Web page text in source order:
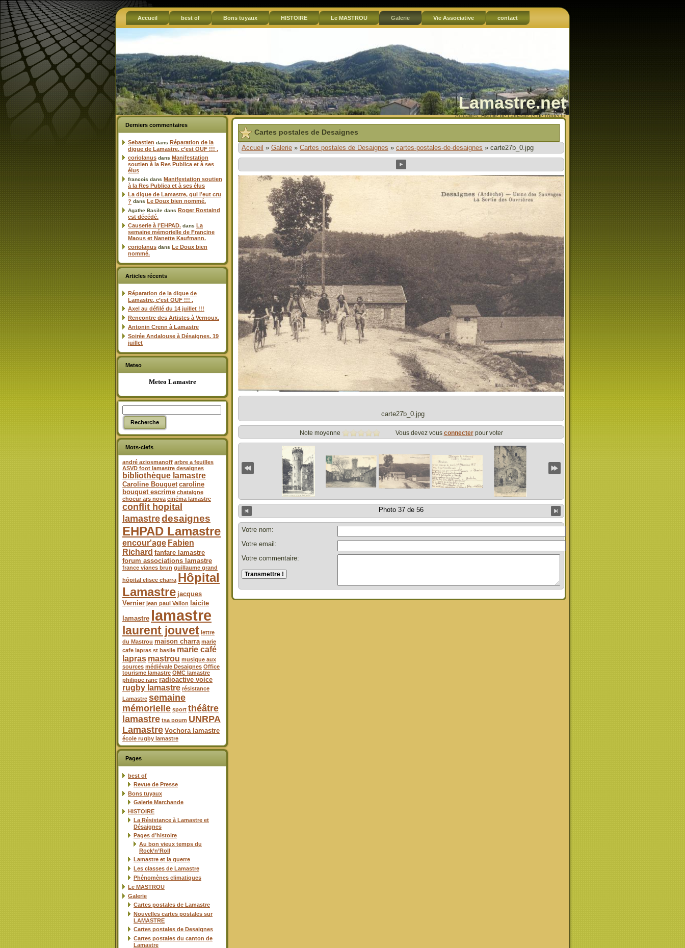
Accueil best of Bons tuyaux HISTOIRE Le MASTROU Galerie Vie Associative contact
Lamastre.net
Actualités, Histoire de Lamastre et de l'Ardèche
Derniers commentaires
Sebastien dans Réparation de la
digue de Lamastre, c’est OUF !!! ,
coriolanus dans Manifestation
soutien à la Res Publica et à ses
élus
francois dans Manifestation soutien
à la Res Publica et à ses élus
La digue de Lamastre, qui l’eut cru
? dans Le Doux bien nommé.
Agathe Basile dans Roger Rostaind
est décédé.
Causerie à l’EHPAD. dans La
semaine mémorielle de Francine
Maous et Nanette Kaufmann.
coriolanus dans Le Doux bien
nommé.
Articles récents
Réparation de la digue de
Lamastre, c’est OUF !!! ,
Axel au défilé du 14 juillet !!!
Rencontre des Artistes à Vernoux.
Antonin Crenn à Lamastre
Soirée Andalouse à Désaignes. 19
juillet
Meteo
Meteo Lamastre
Mots-clefs
andré aziosmanoff arbre a feuilles
ASVD foot lamastre desaignes
bibliothèque lamastre
Caroline Bouquet caroline
bouquet escrime chataigne
choeur ars nova cinéma lamastre
conflit hopital
lamastredesaignes
EHPAD Lamastre
encour'age Fabien
Richard fanfare lamastre
forum associations lamastre
france vianes brun guillaume grand
hôpital elisee charra Hôpital
Lamastre jacques
Vernier jean paul Vallon
laicite
lamastre lamastre
laurent jouvet lettre
du Mastrou maison charra marie
cafe lapras st basile marie café
lapras mastrou musique aux
sources médiévale Desaignes Office
tourisme lamastre OMC lamastre
philippe ranc radioactive voice
rugby lamastre résistance
Lamastre semaine
mémorielle sport théâtre
lamastre tsa poum UNRPA
Lamastre Vochora lamastre
école rugby lamastre
Pages
best of
Revue de Presse
Bons tuyaux
Galerie Marchande
HISTOIRE
La Résistance à Lamastre et
Désaignes
Pages d’histoire
Au bon vieux temps du
Rock’n’Roll
Lamastre et la guerre
Les classes de Lamastre
Phénomènes climatiques
Le MASTROU
Galerie
Cartes postales de Lamastre
Nouvelles cartes postales sur
LAMASTRE
Cartes postales de Desaignes
Cartes postales du canton de
Lamastre
Cartes postales de Desaignes
Accueil » Galerie » Cartes postales de Desaignes » cartes-postales-de-desaignes » carte27b_0.jpg
carte27b_0.jpg
Note moyenne Vous devez vous connecterpour voter
Photo 37 de 56
Votre nom:
Votre email:
Votre commentaire: